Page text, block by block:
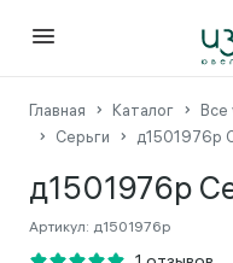
Главная Каталог Все
Серьги
д1501976р
д1501976р
Артикул: д1501976р